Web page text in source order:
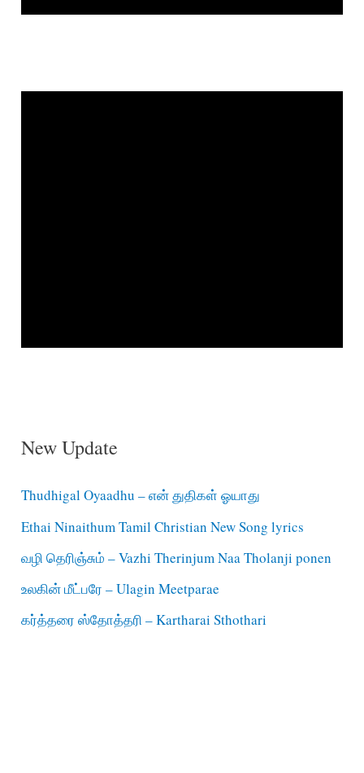
New Update
Thudhigal Oyaadhu – என் துதிகள் ஓயாது
Ethai Ninaithum Tamil Christian New Song lyrics
வழி தெரிஞ்சும் – Vazhi Therinjum Naa Tholanji ponen
உலகின் மீட்பரே – Ulagin Meetparae
கர்த்தரை ஸ்தோத்தரி – Kartharai Sthothari